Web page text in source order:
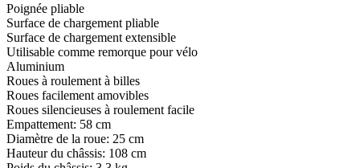
Poignée pliable
Surface de chargement pliable
Surface de chargement extensible
Utilisable comme remorque pour vélo
Aluminium
Roues à roulement à billes
Roues facilement amovibles
Roues silencieuses à roulement facile
Empattement: 58 cm
Diamètre de la roue: 25 cm
Hauteur du châssis: 108 cm